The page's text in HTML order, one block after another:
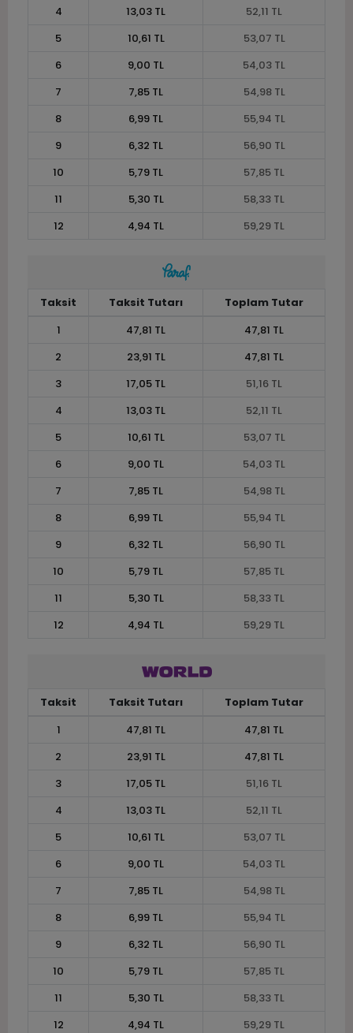
4 13,03 TL
52,11 TL
5
10,61 TL
53,07 TL
6
9,00 TL
54,03 TL
7
7,85 TL
54,98 TL
8
6,99 TL
55,94 TL
9
6,32 TL
56,90 TL
10
5,79 TL
57,85 TL
11
5,30 TL
58,33 TL
12
4,94 TL 59,29 TL
Taksit Taksit Tutarı
Toplam Tutar
1
47,81 TL
47,81 TL
2
23,91 TL
47,81 TL
3
17,05 TL
51,16 TL
4
13,03 TL
52,11 TL
5
10,61 TL
53,07 TL
6
9,00 TL
54,03 TL
7
7,85 TL
54,98 TL
8
6,99 TL
55,94 TL
9
6,32 TL
56,90 TL
10
5,79 TL
57,85 TL
11
5,30 TL
58,33 TL
12
4,94 TL 59,29 TL
Taksit Taksit Tutarı
Toplam Tutar
1
47,81 TL
47,81 TL
2
23,91 TL
47,81 TL
3
17,05 TL
51,16 TL
4
13,03 TL
52,11 TL
5
10,61 TL
53,07 TL
6
9,00 TL
54,03 TL
7
7,85 TL
54,98 TL
8
6,99 TL
55,94 TL
9
6,32 TL
56,90 TL
10
5,79 TL
57,85 TL
11
5,30 TL
58,33 TL
12
4,94 TL 59,29 TL